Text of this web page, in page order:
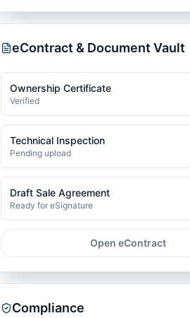
eContract & Document Vault
Ownership Certificate
Verified
Technical Inspection
Pending upload
Draft Sale Agreement
Ready for eSignature
Open eContract
Compliance